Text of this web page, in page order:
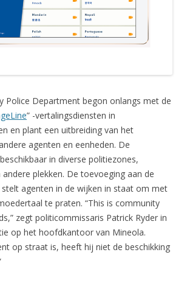
Police Department begon onlangs met de
” -vertalingsdiensten in
en plant een uitbreiding van het
agenten en eenheden. De
in diverse politiezones,
plekken. De toevoeging aan de
agenten in de wijken in staat om met
te praten. “This is community
zegt politicommissaris Patrick Ryder in
op het hoofdkantoor van Mineola.
op straat is, heeft hij niet de beschikking